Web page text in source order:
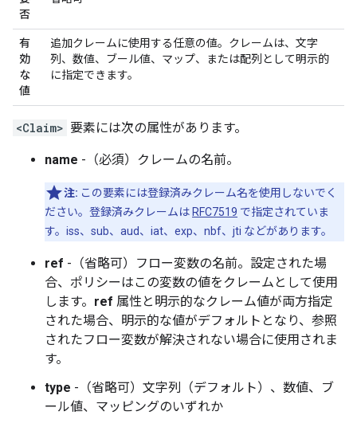
否
有
効
な
値
追加クレームに使用する任意の値。クレームは、文字
列、数値、ブール値、マップ、または配列として明示的
に指定できます。
<Claim> 要素には次の属性があります。
name -（必須）クレームの名前。
注: この要素には登録済みクレーム名を使用しないでく
ださい。登録済みクレームは RFC7519 で指定されていま
す。iss、sub、aud、iat、exp、nbf、jti などがあります。
ref -（省略可）フロー変数の名前。設定された場
合、ポリシーはこの変数の値をクレームとして使用
します。 ref 属性と明示的なクレーム値が両方指定
された場合、明示的な値がデフォルトとなり、参照
されたフロー変数が解決されない場合に使用されま
す。
type -（省略可）文字列（デフォルト）、数値、ブ
ール値、マッピングのいずれか